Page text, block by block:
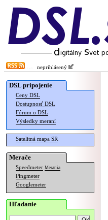
neprihlásený
DSL pripojenie
Ceny DSL
Dostupnosť DSL
Fórum o DSL
Výsledky meraní
Satelitná mapa SR
Merače
Speedmeter Merania
Pingmeter
Googlemeter
Hľadanie